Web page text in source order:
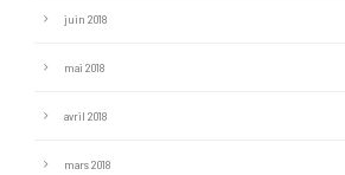
juin 2018
mai 2018
avril 2018
mars 2018